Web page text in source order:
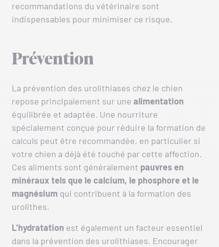
recommandations du vétérinaire sont
indispensables pour minimiser ce risque.
Prévention
La prévention des urolithiases chez le chien
repose principalement sur une alimentation
équilibrée et adaptée. Une nourriture
spécialement conçue pour réduire la formation de
calculs peut être recommandée, en particulier si
votre chien a déjà été touché par cette affection.
Ces aliments sont généralement pauvres en
minéraux tels que le calcium, le phosphore et le
magnésium qui contribuent à la formation des
urolithes.
L’hydratation est également un facteur essentiel
dans la prévention des urolithiases. Encourager